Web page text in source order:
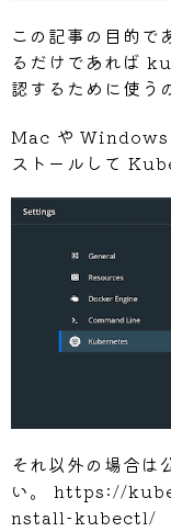
この記事の目的
るだけであれば
認するために使う
Mac や
ストールして
それ以外の場合は
い。 https://
nstall-kubectl/